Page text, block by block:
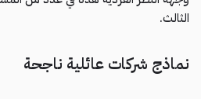
الثالث.
نماذج شركات عائلية ناجحة